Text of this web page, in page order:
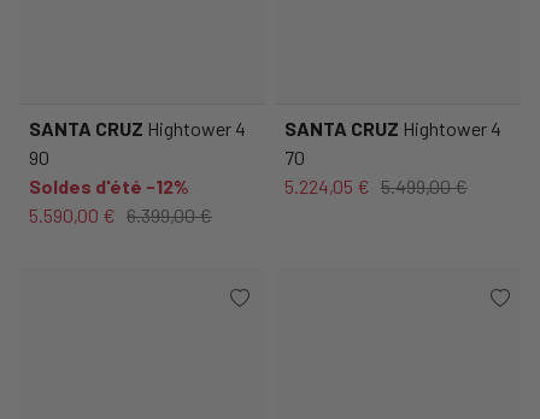
SANTA CRUZ Hightower 4
90
Soldes d'été -12%
5.590,00 € 6.399,00 €
SANTA CRUZ Hightower 4
70
5.224,05 € 5.499,00 €